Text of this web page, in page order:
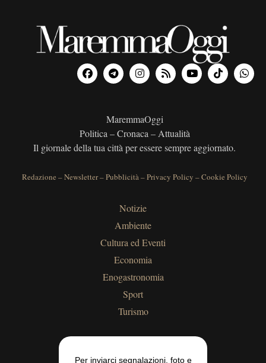
MaremmaOggi
Politica – Cronaca – Attualità
Il giornale della tua città per essere sempre aggiornato.
Redazione –Newsletter–Pubblicità–Privacy Policy –Cookie Policy
Notizie
Ambiente
Cultura ed Eventi
Economia
Enogastronomia
Sport
Turismo
Per inviarci segnalazioni, foto e